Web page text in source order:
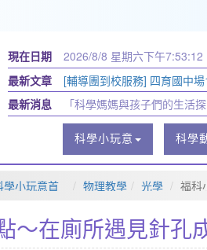
現在日期 2026/8/8 星期六下午7:53:14
最新文章
[輔導團到校服務] 四育國中
最新消息
「科學媽媽與孩子們的生活探
科學小玩意 科學
小玩意首
物理教學 光學 福科
～在廁所遇見針孔